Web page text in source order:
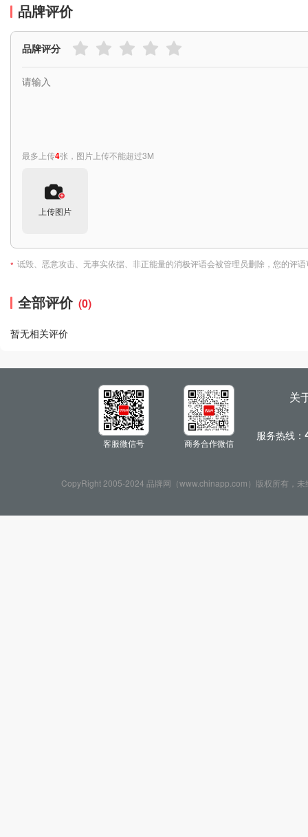
品牌评价
品牌评分
最多上传4张，图片上传不能超过3M
上传图片
* 诋毁、恶意攻击、无事实依据、非正能量的消极评语会被管理员删除，您的评
全部评价 (0)
暂无相关评价
客服微信号 商务合作微信
关
服务热线：
CopyRight 2005-2024 品牌网（www.chinapp.com）版权所有，